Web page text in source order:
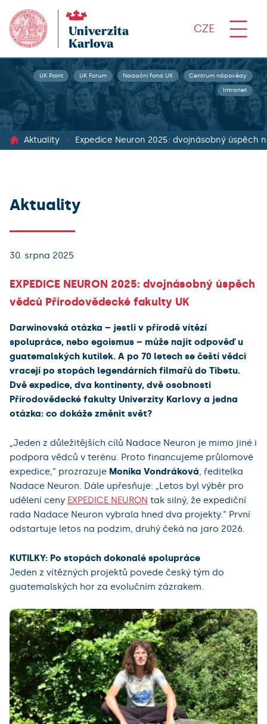
CZE
UK Point UK Forum Nadační fond UK Centrum nápovědy
Intranet
Aktuality Expedice Neuron 2025: dvojnásobný úspěch
Aktuality
30. srpna 2025
EXPEDICE NEURON 2025: dvojnásobný úspěch
vědců Přírodovědecké fakulty UK
Darwinovská otázka – jestli v přírodě vítězí
spolupráce, nebo egoismus – může najít odpověď u
guatemalských kutilek. A po 70 letech se čeští vědci
vracejí po stopách legendárních filmařů do Tibetu.
Dvě expedice, dva kontinenty, dvě osobnosti
Přírodovědecké fakulty Univerzity Karlovy a jedna
otázka: co dokáže změnit svět?
„Jeden z důležitějších cílů Nadace Neuron je mimo jiné i
podpora vědců v terénu. Proto financujeme průlomové
expedice,“ prozrazuje Monika Vondráková , ředitelka
Nadace Neuron. Dále upřesňuje: „Letos byl výběr pro
udělení ceny EXPEDICE NEURON tak silný, že expediční
rada Nadace Neuron vybrala hned dva projekty.“ První
odstartuje letos na podzim, druhý čeká na jaro 2026.
KUTILKY: Po stopách dokonalé spolupráce
Jeden z vítězných projektů povede český tým do
guatemalských hor za evolučním zázrakem.